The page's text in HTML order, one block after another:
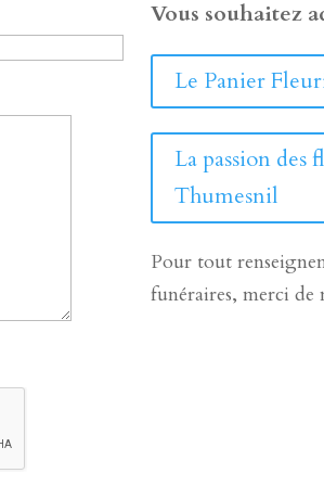
Vous souhaitez
Le Panier
La passion des
Thumesnil
Pour tout
funéraires, merci de